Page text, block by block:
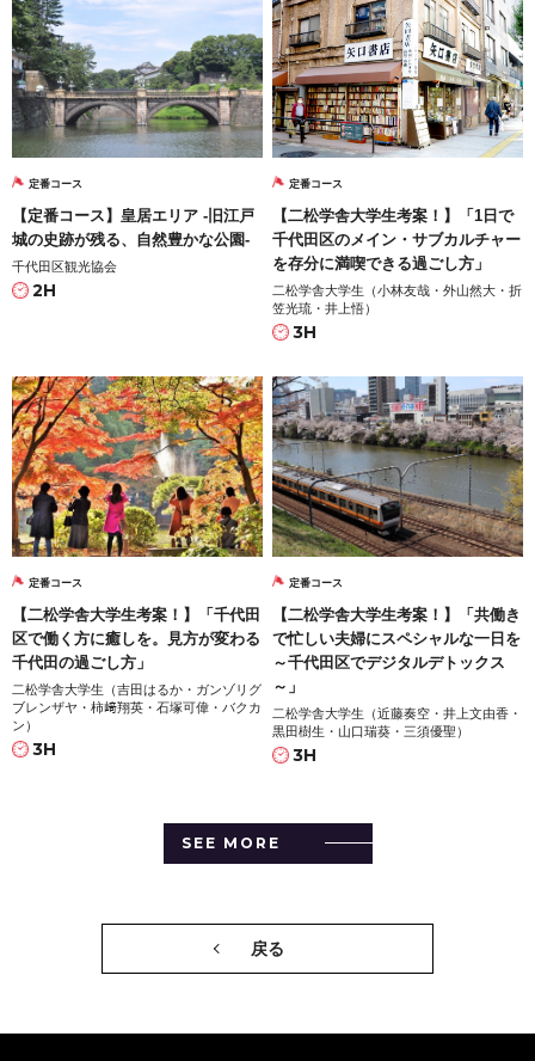
定番コース
【定番コース】皇居エリア -旧江戸
城の史跡が残る、自然豊かな公園-
千代田区観光協会
2H
定番コース
【二松学舎大学生考案！】「1日で
千代田区のメイン・サブカルチャー
を存分に満喫できる過ごし方」
二松学舎大学生（小林友哉・外山然大・折
笠光琉・井上悟）
3H
定番コース
【二松学舎大学生考案！】「千代田
区で働く方に癒しを。見方が変わる
千代田の過ごし方」
二松学舎大学生（吉田はるか・ガンゾリグ
ブレンザヤ・柿﨑翔英・石塚可偉・バクカ
ン）
3H
定番コース
【二松学舎大学生考案！】「共働き
で忙しい夫婦にスペシャルな一日を
～千代田区でデジタルデトックス
～」
二松学舎大学生（近藤奏空・井上文由香・
黒田樹生・山口瑞葵・三須優聖）
3H
SEE MORE
戻る